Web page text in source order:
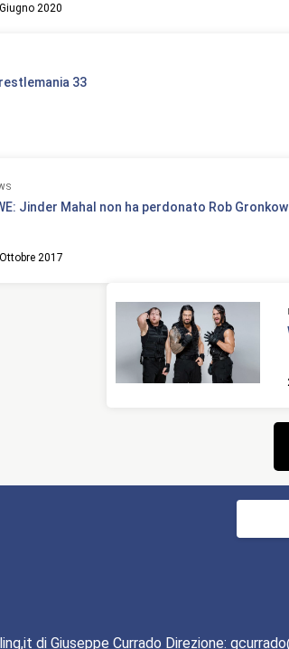
2020
33
Jinder Mahal non ha perdonato Rob
2017
Ricerca
di Giuseppe Currado Direzione: